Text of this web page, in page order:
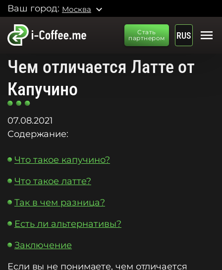
Ваш город: Москва expand_more
Стать
партнером
RUS menu
Чем отличается Латте от
Капучино
07.08.2021
Содержание:
Что такое капучино?
Что такое латте?
Так в чем разница?
Есть ли альтернативы?
Заключение
Если вы не понимаете, чем отличается